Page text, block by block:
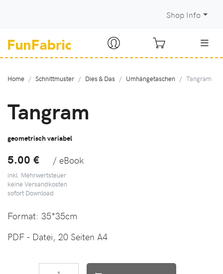
Shop Info
Home Schnittmuster Dies & Das Umhängetaschen Tangram
Tangram
geometrisch variabel
5.00 € / eBook
inkl. Mehrwertsteuer
keine Versandkosten
sofort Download
Format: 35*35cm
PDF - Datei, 20 Seiten A4